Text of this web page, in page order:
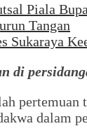
Piala
Tangan
Sukaraya
di
dalam